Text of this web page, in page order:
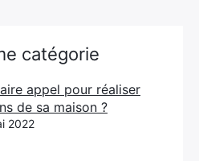
catégorie
appel pour réaliser
de sa maison ?
2022